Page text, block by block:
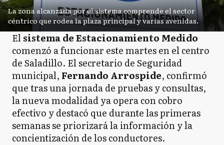
La zona alcanzada por el sistema comprende el sector
céntrico que rodea la plaza principal y varias avenidas.
Elsistema de Estacionamiento Medido
comenzó a funcionar este martes en el centro
de Saladillo. El secretario de Seguridad
municipal, Fernando Arrospide, confirmó
que tras una jornada de pruebas y consultas,
la nueva modalidad ya opera con cobro
efectivo y destacó que durante las primeras
semanas se priorizará la información y la
concientización de los conductores.